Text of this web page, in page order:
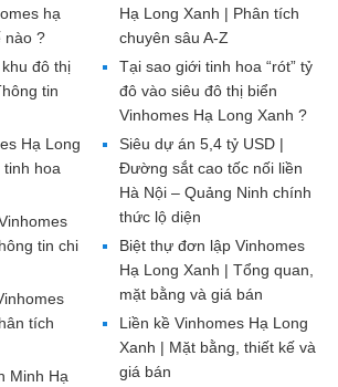
Hạ Long Xanh | Phân tích
chuyên sâu A-Z
Tại sao giới tinh hoa “rót” tỷ
đô vào siêu đô thị biển
Vinhomes Hạ Long Xanh ?
Siêu dự án 5,4 tỷ USD |
Đường sắt cao tốc nối liền
Hà Nội – Quảng Ninh chính
thức lộ diện
Biệt thự đơn lập Vinhomes
Hạ Long Xanh | Tổng quan,
mặt bằng và giá bán
Liền kề Vinhomes Hạ Long
Xanh | Mặt bằng, thiết kế và
giá bán
hạ
nào ?
đô thị
tin
Hạ Long
tinh hoa
tin chi
tích
Minh Hạ